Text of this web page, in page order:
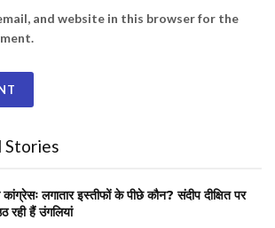
and website in this browser for the
Stories
कांग्रेसः लगातार इस्तीफों के पीछे कौन? संदीप दीक्षित पर
रही हैं उंगलियां